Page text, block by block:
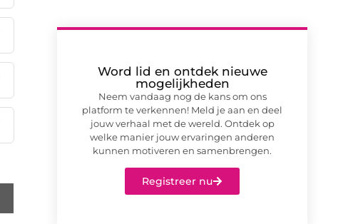
Word lid en ontdek nieuwe
mogelijkheden
Neem vandaag nog de kans om ons
platform te verkennen! Meld je aan en deel
jouw verhaal met de wereld. Ontdek op
welke manier jouw ervaringen anderen
kunnen motiveren en samenbrengen.
Registreer nu